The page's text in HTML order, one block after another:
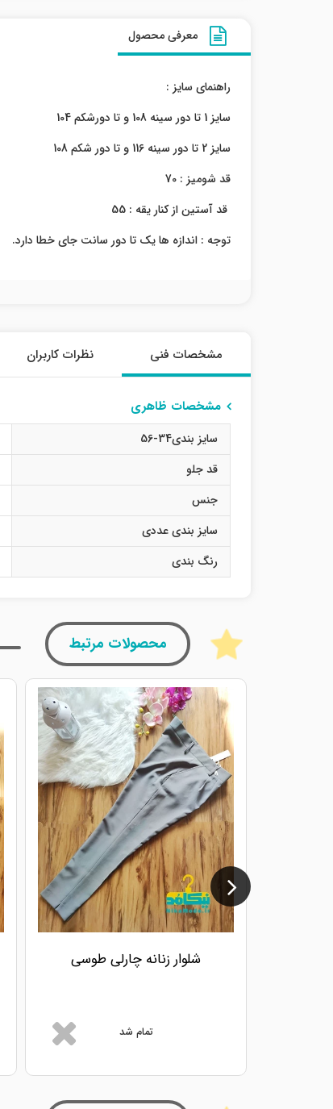
معرفی محصول
راهنمای سایز :
سایز 1 تا دور سینه 108 و تا دورشکم 104
سایز 2 تا دور سینه 116 و تا دور شکم 108
قد شومیز : 70
قد آستین از کنار یقه : 55
توجه : اندازه ها یک تا دور سانت جای خطا دارد.
مشخصات فنی نظرات کاربران
مشخصات ظاهری
سایز بندی34-56
قد جلو
جنس
سایز بندی عددی
رنگ بندی
محصولات مرتبط
شلوار زنانه چارلی طوسی
تمام شد